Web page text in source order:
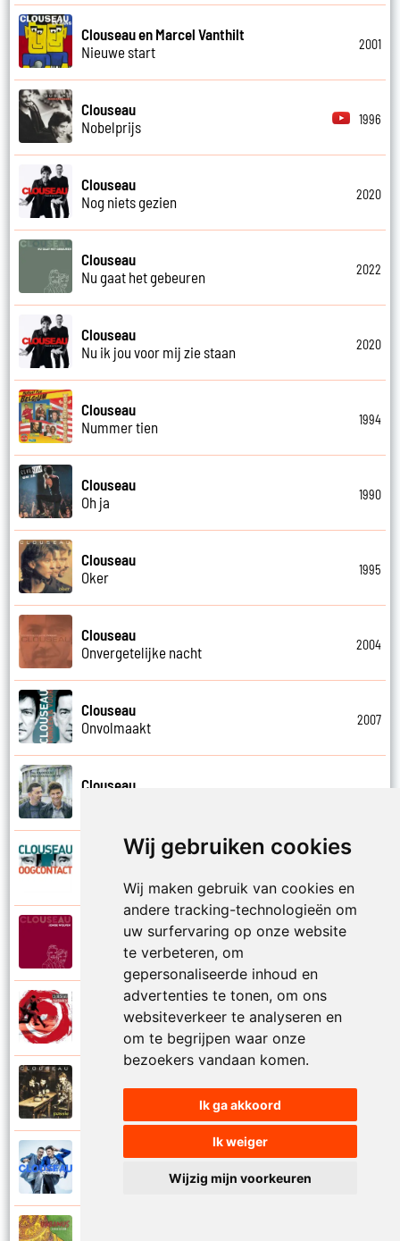
Wij gebruiken cookies
Wij maken gebruik van cookies en
andere tracking-technologieën om
uw surfervaring op onze website
te verbeteren, om
gepersonaliseerde inhoud en
advertenties te tonen, om ons
websiteverkeer te analyseren en
om te begrijpen waar onze
bezoekers vandaan komen.
Ik ga akkoord
Ik weiger
Wijzig mijn voorkeuren
Clouseau en Marcel Vanthilt
Nieuwe start
2001
Clouseau
Nobelprijs
1996
Clouseau
Nog niets gezien
2020
Clouseau
Nu gaat het gebeuren
2022
Clouseau
Nu ik jou voor mij zie staan
2020
Clouseau
Nummer tien
1994
Clouseau
Oh ja
1990
Clouseau
Oker
1995
Clouseau
Onvergetelijke nacht
2004
Clouseau
Onvolmaakt
2007
Clouseau
Clouseau
Clouseau
Over morgen
Clouseau
Clouseau